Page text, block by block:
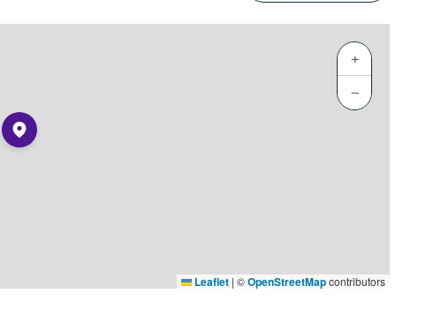
+
−
Leaflet | ©OpenStreetMapcontributors